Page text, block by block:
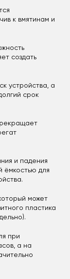
к вмятинам и
создать
устройства, а
срок
и падения
ёмкостью для
может
пластика
при
а на